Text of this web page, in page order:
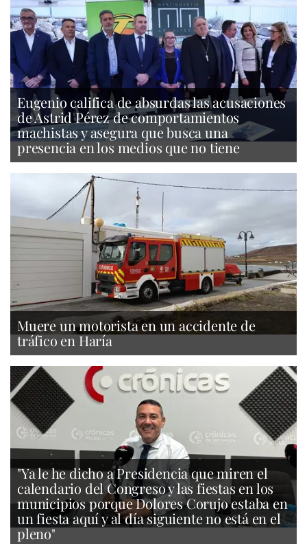
Eugenio califica de absurdas las acusaciones
de Astrid Pérez de comportamientos
machistas y asegura que busca una
presencia en los medios que no tiene
Muere un motorista en un accidente de
tráfico en Haría
"Ya le he dicho a Presidencia que miren el
calendario del Congreso y las fiestas en los
municipios porque Dolores Corujo estaba en
un fiesta aquí y al día siguiente no está en el
pleno"